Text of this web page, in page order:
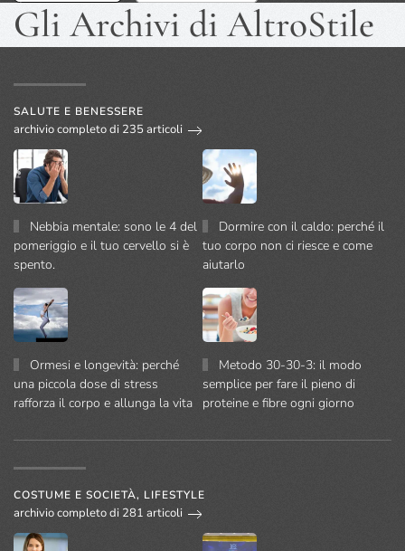
Gli Archivi di AltroStile
SALUTE E BENESSERE
archivio completo di 235 articoli
Nebbia mentale: sono le 4 del
pomeriggio e il tuo cervello si è
spento.
Dormire con il caldo: perché il
tuo corpo non ci riesce e come
aiutarlo
Ormesi e longevità: perché
una piccola dose di stress
rafforza il corpo e allunga la vita
Metodo 30-30-3: il modo
semplice per fare il pieno di
proteine e fibre ogni giorno
COSTUME E SOCIETÀ, LIFESTYLE
archivio completo di 281 articoli